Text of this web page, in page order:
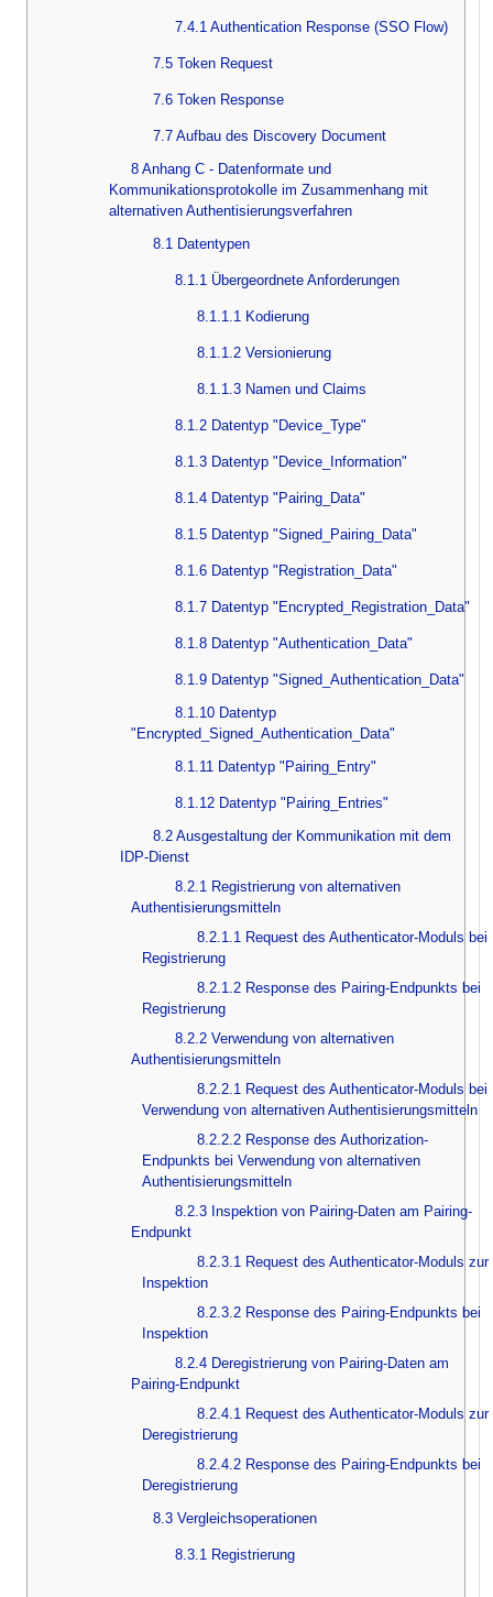
7.4.1 Authentication Response (SSO Flow)
7.5 Token Request
7.6 Token Response
7.7 Aufbau des Discovery Document
8 Anhang C - Datenformate und
Kommunikationsprotokolle im Zusammenhang mit
alternativen Authentisierungsverfahren
8.1 Datentypen
8.1.1 Übergeordnete Anforderungen
8.1.1.1 Kodierung
8.1.1.2 Versionierung
8.1.1.3 Namen und Claims
8.1.2 Datentyp "Device_Type"
8.1.3 Datentyp "Device_Information"
8.1.4 Datentyp "Pairing_Data"
8.1.5 Datentyp "Signed_Pairing_Data"
8.1.6 Datentyp "Registration_Data"
8.1.7 Datentyp "Encrypted_Registration_Data"
8.1.8 Datentyp "Authentication_Data"
8.1.9 Datentyp "Signed_Authentication_Data"
8.1.10 Datentyp
"Encrypted_Signed_Authentication_Data"
8.1.11 Datentyp "Pairing_Entry"
8.1.12 Datentyp "Pairing_Entries"
8.2 Ausgestaltung der Kommunikation mit dem
IDP-Dienst
8.2.1 Registrierung von alternativen
Authentisierungsmitteln
8.2.1.1 Request des Authenticator-Moduls bei
Registrierung
8.2.1.2 Response des Pairing-Endpunkts bei
Registrierung
8.2.2 Verwendung von alternativen
Authentisierungsmitteln
8.2.2.1 Request des Authenticator-Moduls bei
Verwendung von alternativen Authentisierungsmitteln
8.2.2.2 Response des Authorization-
Endpunkts bei Verwendung von alternativen
Authentisierungsmitteln
8.2.3 Inspektion von Pairing-Daten am Pairing-
Endpunkt
8.2.3.1 Request des Authenticator-Moduls zur
Inspektion
8.2.3.2 Response des Pairing-Endpunkts bei
Inspektion
8.2.4 Deregistrierung von Pairing-Daten am
Pairing-Endpunkt
8.2.4.1 Request des Authenticator-Moduls zur
Deregistrierung
8.2.4.2 Response des Pairing-Endpunkts bei
Deregistrierung
8.3 Vergleichsoperationen
8.3.1 Registrierung